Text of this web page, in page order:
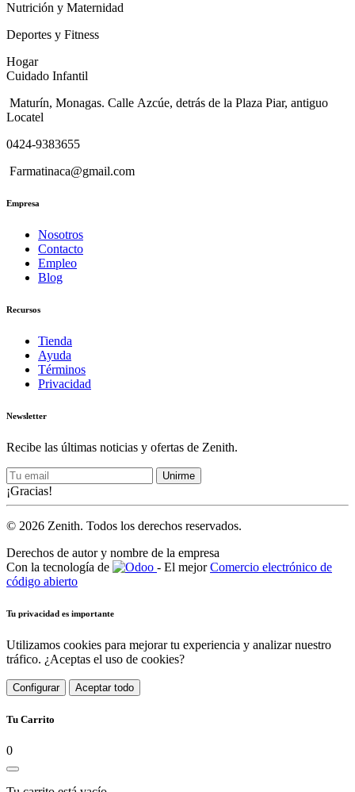
Nutrición y Maternidad
Deportes y Fitness
Hogar
Cuidado Infantil
Maturín, Monagas. Calle Azcúe, detrás de la Plaza Piar, antiguo
Locatel
0424-9383655
Farmatinaca@gmail.com
Empresa
Nosotros
Contacto
Empleo
Blog
Recursos
Tienda
Ayuda
Términos
Privacidad
Newsletter
Recibe las últimas noticias y ofertas de Zenith.
Unirme
¡Gracias!
© 2026 Zenith. Todos los derechos reservados.
Derechos de autor y nombre de la empresa
Con la tecnología de
- El mejorComercio electrónico de
código abierto
Tu privacidad es importante
Utilizamos cookies para mejorar tu experiencia y analizar nuestro
tráfico. ¿Aceptas el uso de cookies?
Configurar Aceptar todo
Tu Carrito
0